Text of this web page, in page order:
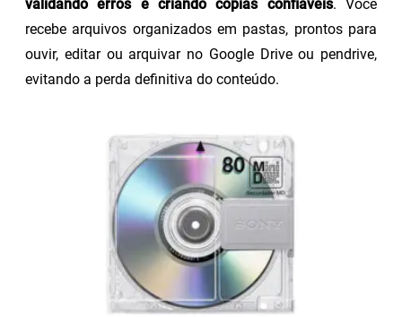
validando erros e criando cópias confiáveis. Você
recebe arquivos organizados em pastas, prontos para
ouvir, editar ou arquivar no Google Drive ou pendrive,
evitando a perda definitiva do conteúdo.